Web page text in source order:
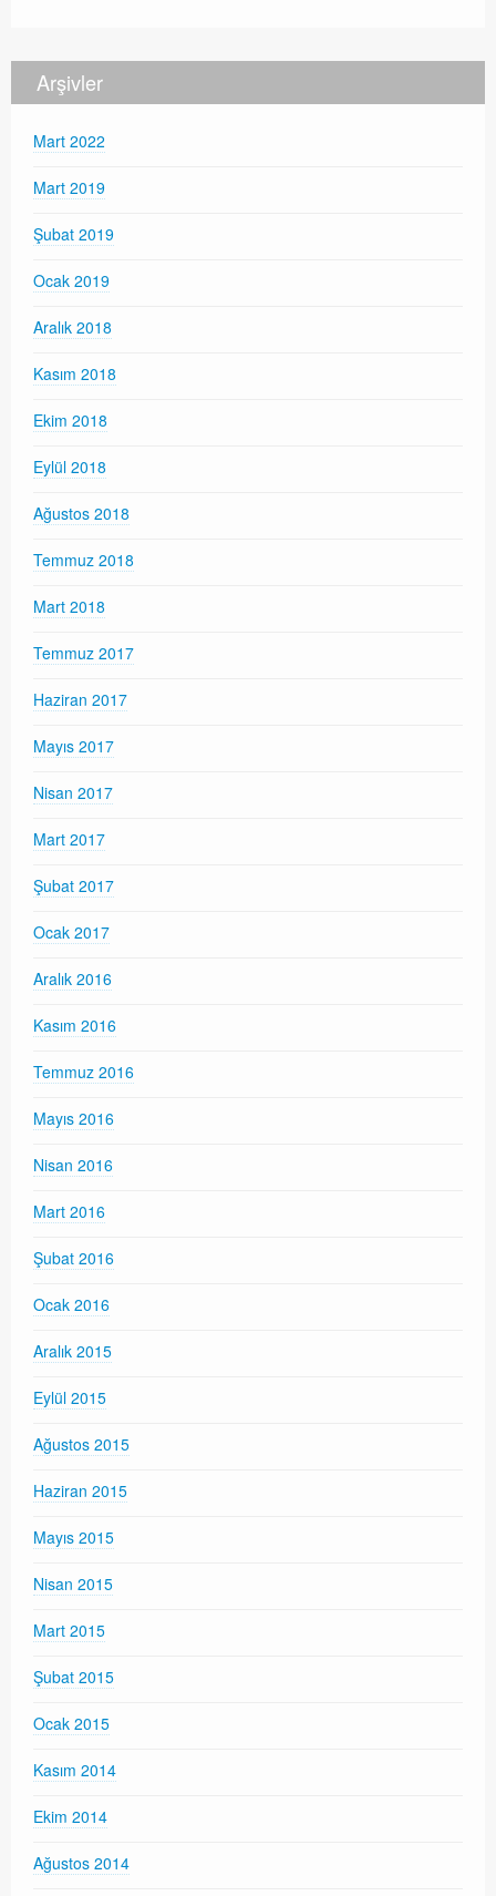
Arşivler
Mart 2022
Mart 2019
Şubat 2019
Ocak 2019
Aralık 2018
Kasım 2018
Ekim 2018
Eylül 2018
Ağustos 2018
Temmuz 2018
Mart 2018
Temmuz 2017
Haziran 2017
Mayıs 2017
Nisan 2017
Mart 2017
Şubat 2017
Ocak 2017
Aralık 2016
Kasım 2016
Temmuz 2016
Mayıs 2016
Nisan 2016
Mart 2016
Şubat 2016
Ocak 2016
Aralık 2015
Eylül 2015
Ağustos 2015
Haziran 2015
Mayıs 2015
Nisan 2015
Mart 2015
Şubat 2015
Ocak 2015
Kasım 2014
Ekim 2014
Ağustos 2014